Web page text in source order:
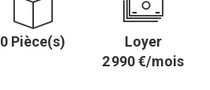
0 Pièce(s)
Loyer
2 990 €/mois